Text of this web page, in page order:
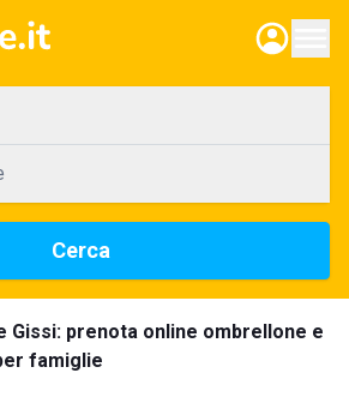
Cerca
Gissi: prenota online ombrellone e
famiglie